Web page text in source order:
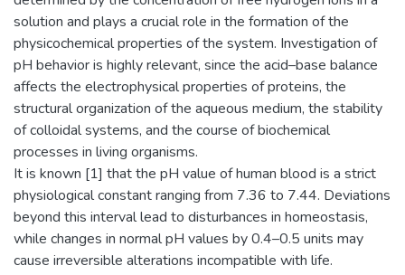
solution and plays a crucial role in the formation of the
physicochemical properties of the system. Investigation of
pH behavior is highly relevant, since the acid–base balance
affects the electrophysical properties of proteins, the
structural organization of the aqueous medium, the stability
of colloidal systems, and the course of biochemical
processes in living organisms.
It is known [1] that the pH value of human blood is a strict
physiological constant ranging from 7.36 to 7.44. Deviations
beyond this interval lead to disturbances in homeostasis,
while changes in normal pH values by 0.4–0.5 units may
cause irreversible alterations incompatible with life.